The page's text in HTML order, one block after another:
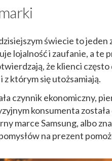
świecie to
lojalność i zaufanie, a
że klienci
którym się utożsamiają.
czynnik ekonomiczny,
konsumenta
marce Samsung, albo
na prezent